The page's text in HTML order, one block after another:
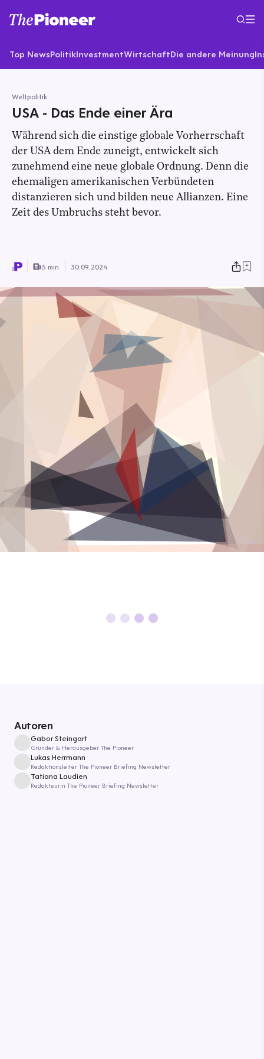
Top NewsPolitikInvestmentWirtschaftDie andere Meinung
Weltpolitik
USA - Das Ende einer Ära
Während sich die einstige globale Vorherrschaft
der USA dem Ende zuneigt, entwickelt sich
zunehmend eine neue globale Ordnung. Denn die
ehemaligen amerikanischen Verbündeten
distanzieren sich und bilden neue Allianzen. Eine
Zeit des Umbruchs steht bevor.
5 min. 30.09.2024
Autoren
Gabor Steingart
Gründer & Herausgeber The Pioneer
Lukas Herrmann
Redaktionsleiter The Pioneer Briefing Newsletter
Tatiana Laudien
Redakteurin The Pioneer Briefing Newsletter